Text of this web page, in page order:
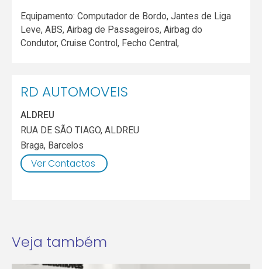
Equipamento: Computador de Bordo, Jantes de Liga
Leve, ABS, Airbag de Passageiros, Airbag do
Condutor, Cruise Control, Fecho Central,
RD AUTOMOVEIS
ALDREU
RUA DE SÃO TIAGO, ALDREU
Braga, Barcelos
Ver Contactos
Veja também